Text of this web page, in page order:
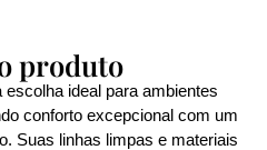
produto
escolha ideal para ambientes
conforto excepcional com um
Suas linhas limpas e materiais